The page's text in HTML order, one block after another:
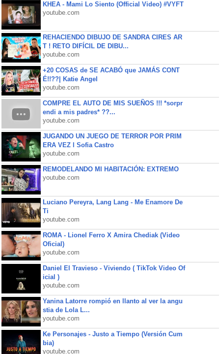
KHEA - Mami Lo Siento (Official Video) #VYFT
youtube.com
REHACIENDO DIBUJO DE SANDRA CIRES AR
T ! RETO DIFÍCIL DE DIBU...
youtube.com
+20 COSAS de SE ACABÓ que JAMÁS CONT
É!!??| Katie Angel
youtube.com
COMPRE EL AUTO DE MIS SUEÑOS !!! *sorpr
endi a mis padres* ??...
youtube.com
JUGANDO UN JUEGO DE TERROR POR PRIM
ERA VEZ l Sofia Castro
youtube.com
REMODELANDO MI HABITACIÓN: EXTREMO
youtube.com
Luciano Pereyra, Lang Lang - Me Enamore De
Ti
youtube.com
ROMA - Lionel Ferro X Amira Chediak (Video
Oficial)
youtube.com
Daniel El Travieso - Viviendo ( TikTok Video Of
icial )
youtube.com
Yanina Latorre rompió en llanto al ver la angu
stia de Lola L...
youtube.com
Ke Personajes - Justo a Tiempo (Versión Cum
bia)
youtube.com